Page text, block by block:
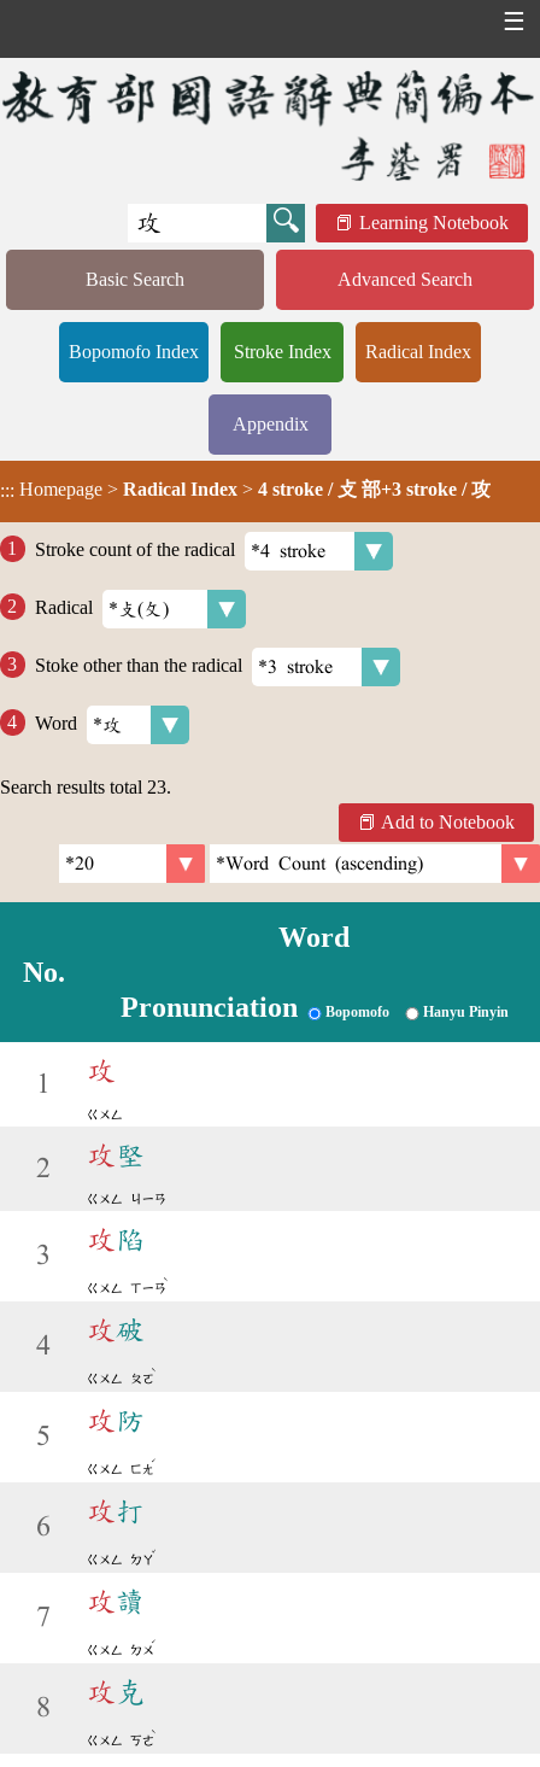
☰
Learning Notebook
Basic Search Advanced Search
Bopomofo Index Stroke Index Radical Index
Appendix
::: Homepage > Radical Index > 4 stroke / 攴 部+3 stroke / 攻
Stroke count of the radical
Radical
Stoke other than the radical
Word
Search results total 23.
Add to Notebook
No.
Word
Pronunciation Bopomofo Hanyu Pinyin
1 攻
ㄍㄨㄥ
2 攻 堅
ㄍㄨㄥ ㄐㄧㄢ
3
攻 陷
ㄍㄨㄥ ㄒㄧㄢ
ˋ
4
攻破
ㄍㄨㄥ ㄆㄛ
ˋ
5
攻 防
ㄍㄨㄥ ㄈㄤ
ˊ
6
攻 打
ㄍㄨㄥ ㄉㄚ
ˇ
7
攻 讀
ㄍㄨㄥ ㄉㄨ
ˊ
8
攻 克
ㄍㄨㄥ ㄎㄜ
ˋ